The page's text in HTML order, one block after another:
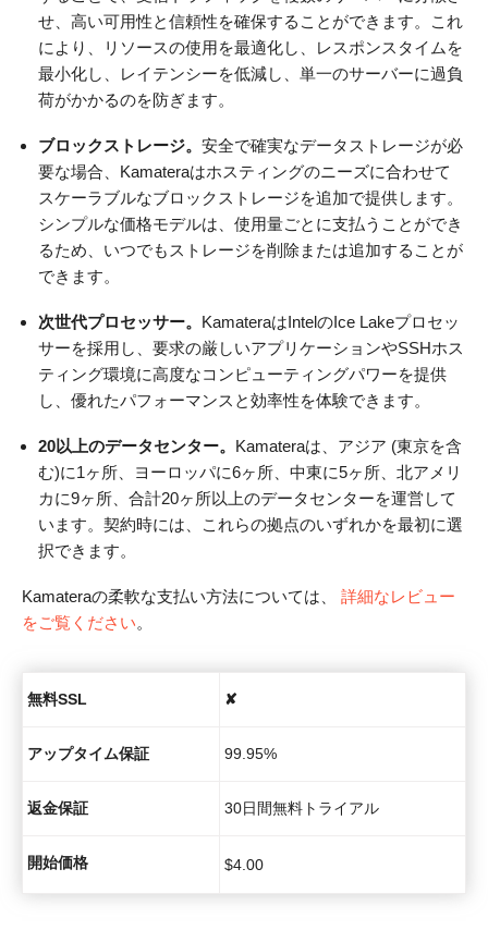
せ、高い可用性と信頼性を確保することができます。これ
により、リソースの使用を最適化し、レスポンスタイムを
最小化し、レイテンシーを低減し、単一のサーバーに過負
荷がかかるのを防ぎます。
ブロックストレージ。 安全で確実なデータストレージが必
要な場合、Kamateraはホスティングのニーズに合わせて
スケーラブルなブロックストレージを追加で提供します。
シンプルな価格モデルは、使用量ごとに支払うことができ
るため、いつでもストレージを削除または追加することが
できます。
次世代プロセッサー。 KamateraはIntelのIce Lakeプロセッ
サーを採用し、要求の厳しいアプリケーションやSSHホス
ティング環境に高度なコンピューティングパワーを提供
し、優れたパフォーマンスと効率性を体験できます。
20以上のデータセンター。 Kamateraは、アジア (東京を含
む)に1ヶ所、ヨーロッパに6ヶ所、中東に5ヶ所、北アメリ
カに9ヶ所、合計20ヶ所以上のデータセンターを運営して
います。契約時には、これらの拠点のいずれかを最初に選
択できます。
Kamateraの柔軟な支払い方法については、 詳細なレビュー
をご覧ください。
無料SSL ✘
アップタイム保証 99.95%
返金保証 30日間無料トライアル
開始価格 $4.00